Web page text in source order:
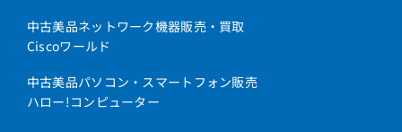
中古美品ネットワーク機器販売・買取
Ciscoワールド
中古美品パソコン・スマートフォン販売
ハロー!コンピューター